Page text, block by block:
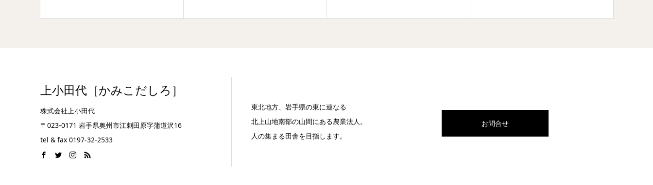
上小田代［かみこだしろ］
株式会社上小田代
〒023-0171 岩手県奥州市江刺田原字蒲道沢16
tel & fax 0197-32-2533
東北地方、岩手県の東に連なる
北上山地南部の山間にある農業法人。
人の集まる田舎を目指します。
お問合せ